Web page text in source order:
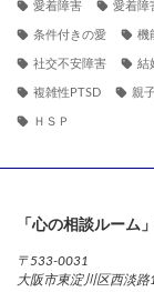
愛着障害 愛着障
条件付きの愛 機
社交不安障害 結
複雑性PTSD 親
ＨＳＰ
「心の相談ルーム
〒533-0031
大阪市東淀川区西淡路